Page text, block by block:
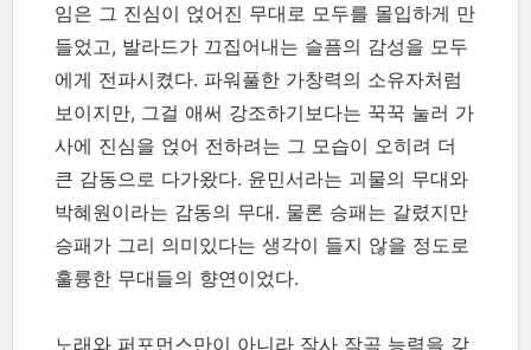
임은 그 진심이 얹어진 무대로 모두를 몰입하게 만
들었고, 발라드가 끄집어내는 슬픔의 감성을 모두
에게 전파시켰다. 파워풀한 가창력의 소유자처럼
보이지만, 그걸 애써 강조하기보다는 꾹꾹 눌러 가
사에 진심을 얹어 전하려는 그 모습이 오히려 더
큰 감동으로 다가왔다. 윤민서라는 괴물의 무대와
박혜원이라는 감동의 무대. 물론 승패는 갈렸지만
승패가 그리 의미있다는 생각이 들지 않을 정도로
훌륭한 무대들의 향연이었다.
노래와 퍼포먼스만이 아니라 작사 작곡 능력을 갖